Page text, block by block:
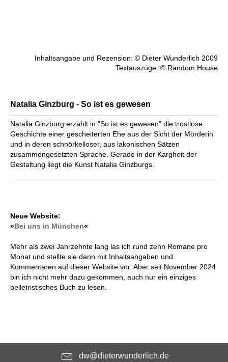
Inhaltsangabe und Rezension: © Dieter Wunderlich 2009
Textauszüge: © Random House
Natalia Ginzburg - So ist es gewesen
Natalia Ginzburg erzählt in "So ist es gewesen" die trostlose
Geschichte einer gescheiterten Ehe aus der Sicht der Mörderin
und in deren schnörkelloser, aus lakonischen Sätzen
zusammengesetzten Sprache. Gerade in der Kargheit der
Gestaltung liegt die Kunst Natalia Ginzburgs.
Neue Website:
»Bei uns in München«
Mehr als zwei Jahrzehnte lang las ich rund zehn Romane pro
Monat und stellte sie dann mit Inhaltsangaben und
Kommentaren auf dieser Website vor. Aber seit November 2024
bin ich nicht mehr dazu gekommen, auch nur ein einziges
belletristisches Buch zu lesen.
dw@dieterwunderlich.de